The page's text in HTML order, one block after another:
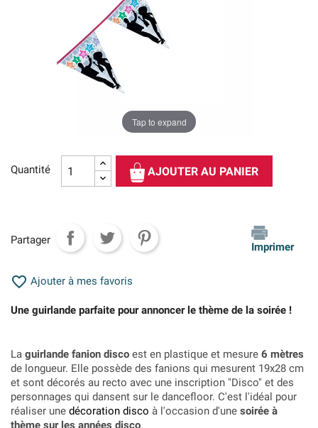
Tap to expand
Quantité AJOUTER AU PANIER
Partager
Imprimer
 Ajouter à mes favoris
Une guirlande parfaite pour annoncer le thème de la soirée !
La guirlande fanion disco est en plastique et mesure 6 mètres
de longueur. Elle possède des fanions qui mesurent 19x28 cm
et sont décorés au recto avec une inscription "Disco" et des
personnages qui dansent sur le dancefloor. C'est l'idéal pour
réaliser une décoration disco à l'occasion d'une soirée à
thème sur les années disco.